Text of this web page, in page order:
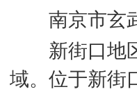
南京市玄武
新街口地区
域。位于新街